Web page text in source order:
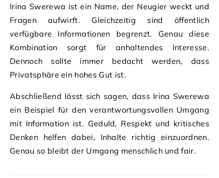
Irina Swerewa ist ein Name, der Neugier weckt und
Fragen aufwirft. Gleichzeitig sind öffentlich
verfügbare Informationen begrenzt. Genau diese
Kombination sorgt für anhaltendes Interesse.
Dennoch sollte immer bedacht werden, dass
Privatsphäre ein hohes Gut ist.
Abschließend lässt sich sagen, dass Irina Swerewa
ein Beispiel für den verantwortungsvollen Umgang
mit Information ist. Geduld, Respekt und kritisches
Denken helfen dabei, Inhalte richtig einzuordnen.
Genau so bleibt der Umgang menschlich und fair.